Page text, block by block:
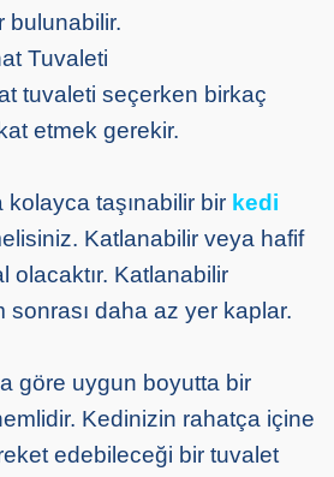
bulunabilir.
Tuvaleti
tuvaleti seçerken birkaç
etmek gerekir.
kolayca taşınabilir bir kedi
Katlanabilir veya hafif
olacaktır. Katlanabilir
sonrası daha az yer kaplar.
göre uygun boyutta bir
Kedinizin rahatça içine
edebileceği bir tuvalet